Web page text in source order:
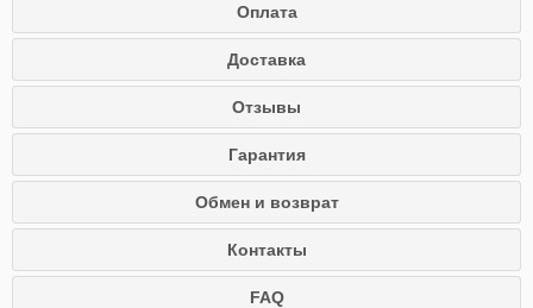
Оплата
Доставка
Отзывы
Гарантия
Обмен и возврат
Контакты
FAQ